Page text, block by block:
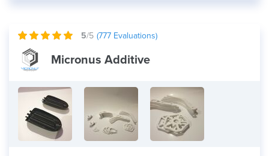
5/5 (777 Evaluations)
Micronus Additive